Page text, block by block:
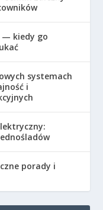
— kiedy go
systemach
i
porady i